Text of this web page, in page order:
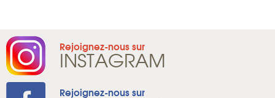
Rejoignez-nous sur
INSTAGRAM
Rejoignez-nous sur